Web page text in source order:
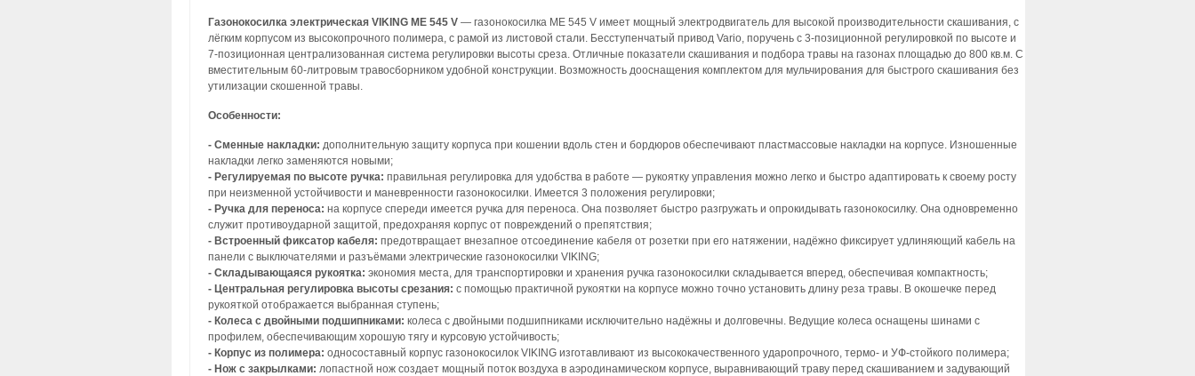
Газонокосилка электрическая VIKING ME 545 V — газонокосилка ME 545 V имеет мощный электродвигатель для высокой производительности скашивания, с
лёгким корпусом из высокопрочного полимера, с рамой из листовой стали. Бесступенчатый привод Vario, поручень с 3-позиционной регулировкой по высоте и
7-позиционная централизованная система регулировки высоты среза. Отличные показатели скашивания и подбора травы на газонах площадью до 800 кв.м. С
вместительным 60-литровым травосборником удобной конструкции. Возможность дооснащения комплектом для мульчирования для быстрого скашивания без
утилизации скошенной травы.
Особенности:
- Сменные накладки: дополнительную защиту корпуса при кошении вдоль стен и бордюров обеспечивают пластмассовые накладки на корпусе. Изношенные
накладки легко заменяются новыми;
- Регулируемая по высоте ручка: правильная регулировка для удобства в работе — рукоятку управления можно легко и быстро адаптировать к своему росту
при неизменной устойчивости и маневренности газонокосилки. Имеется 3 положения регулировки;
- Ручка для переноса: на корпусе спереди имеется ручка для переноса. Она позволяет быстро разгружать и опрокидывать газонокосилку. Она одновременно
служит противоударной защитой, предохраняя корпус от повреждений о препятствия;
- Встроенный фиксатор кабеля: предотвращает внезапное отсоединение кабеля от розетки при его натяжении, надёжно фиксирует удлиняющий кабель на
панели с выключателями и разъёмами электрические газонокосилки VIKING;
- Складывающаяся рукоятка: экономия места, для транспортировки и хранения ручка газонокосилки складывается вперед, обеспечивая компактность;
- Центральная регулировка высоты срезания: с помощью практичной рукоятки на корпусе можно точно установить длину реза травы. В окошечке перед
рукояткой отображается выбранная ступень;
- Колеса с двойными подшипниками: колеса с двойными подшипниками исключительно надёжны и долговечны. Ведущие колеса оснащены шинами с
профилем, обеспечивающим хорошую тягу и курсовую устойчивость;
- Корпус из полимера: односоставный корпус газонокосилок VIKING изготавливают из высококачественного ударопрочного, термо- и УФ-стойкого полимера;
- Нож с закрылками: лопастной нож создает мощный поток воздуха в аэродинамическом корпусе, выравнивающий траву перед скашиванием и задувающий